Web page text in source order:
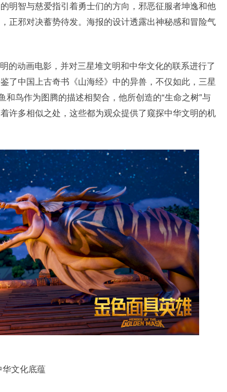
明智与慈爱指引着勇士们的方向，邪恶征服者坤逸和他
正邪对决蓄势待发。海报的设计透露出神秘感和冒险气
的动画电影，并对三星堆文明和中华文化的联系进行了
了中国上古奇书《山海经》中的异兽，不仅如此，三星
和鸟作为图腾的描述相契合，他所创造的“生命之树”与
许多相似之处，这些都为观众提供了窥探中华文明的机
华文化底蕴